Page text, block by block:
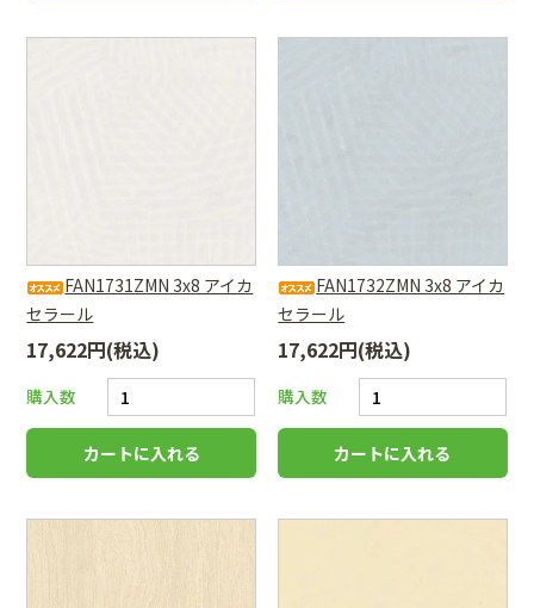
FAN1731ZMN 3x8 アイカ
セラール
17,622円(税込)
購入数
FAN1732ZMN 3x8 アイカ
セラール
17,622円(税込)
購入数